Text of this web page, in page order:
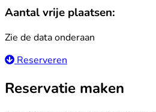
Aantal vrije plaatsen:
Zie de data onderaan
Reserveren
Reservatie maken